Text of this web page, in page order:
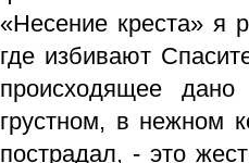
«Несение креста» я
где избивают
происходящее
грустном, в нежном
пострадал, - это